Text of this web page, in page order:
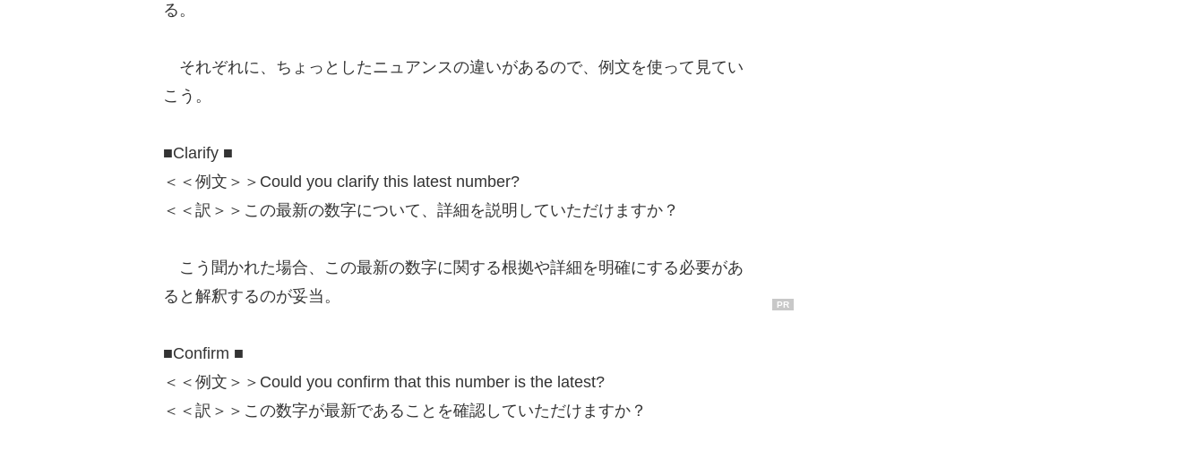
る。
それぞれに、ちょっとしたニュアンスの違いがあるので、例文を使って見てい
こう。
■Clarify ■
＜＜例文＞＞Could you clarify this latest number?
＜＜訳＞＞この最新の数字について、詳細を説明していただけますか？
こう聞かれた場合、この最新の数字に関する根拠や詳細を明確にする必要があ
ると解釈するのが妥当。
■Confirm ■
＜＜例文＞＞Could you confirm that this number is the latest?
＜＜訳＞＞この数字が最新であることを確認していただけますか？
PR